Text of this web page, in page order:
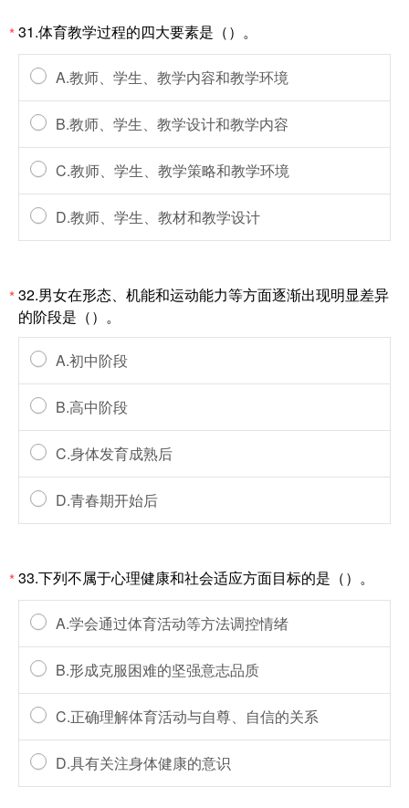
*31.体育教学过程的四大要素是（）。
A.教师、学生、教学内容和教学环境
B.教师、学生、教学设计和教学内容
C.教师、学生、教学策略和教学环境
D.教师、学生、教材和教学设计
*32.男女在形态、机能和运动能力等方面逐渐出现明显差异
的阶段是（）。
A.初中阶段
B.高中阶段
C.身体发育成熟后
D.青春期开始后
*33.下列不属于心理健康和社会适应方面目标的是（）。
A.学会通过体育活动等方法调控情绪
B.形成克服困难的坚强意志品质
C.正确理解体育活动与自尊、自信的关系
D.具有关注身体健康的意识